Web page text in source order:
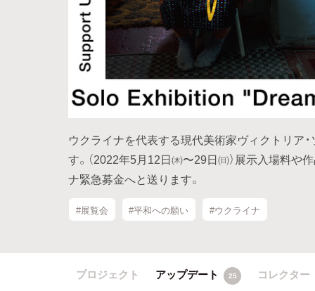
ウクライナを代表する現代美術家ヴィクトリア
す。（2022年5月12日㈭〜29日㈰）展示入場料
ナ緊急募金へと送ります。
#展覧会 #平和への願い #ウクライナ
プロジェクト アップデート 25 コレクター